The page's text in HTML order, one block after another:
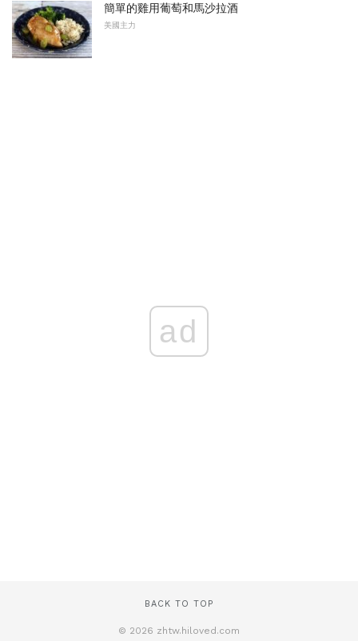
簡單的雞用葡萄和馬沙拉酒
美國主力
ad
BACK TO TOP
© 2026 zhtw.hiloved.com